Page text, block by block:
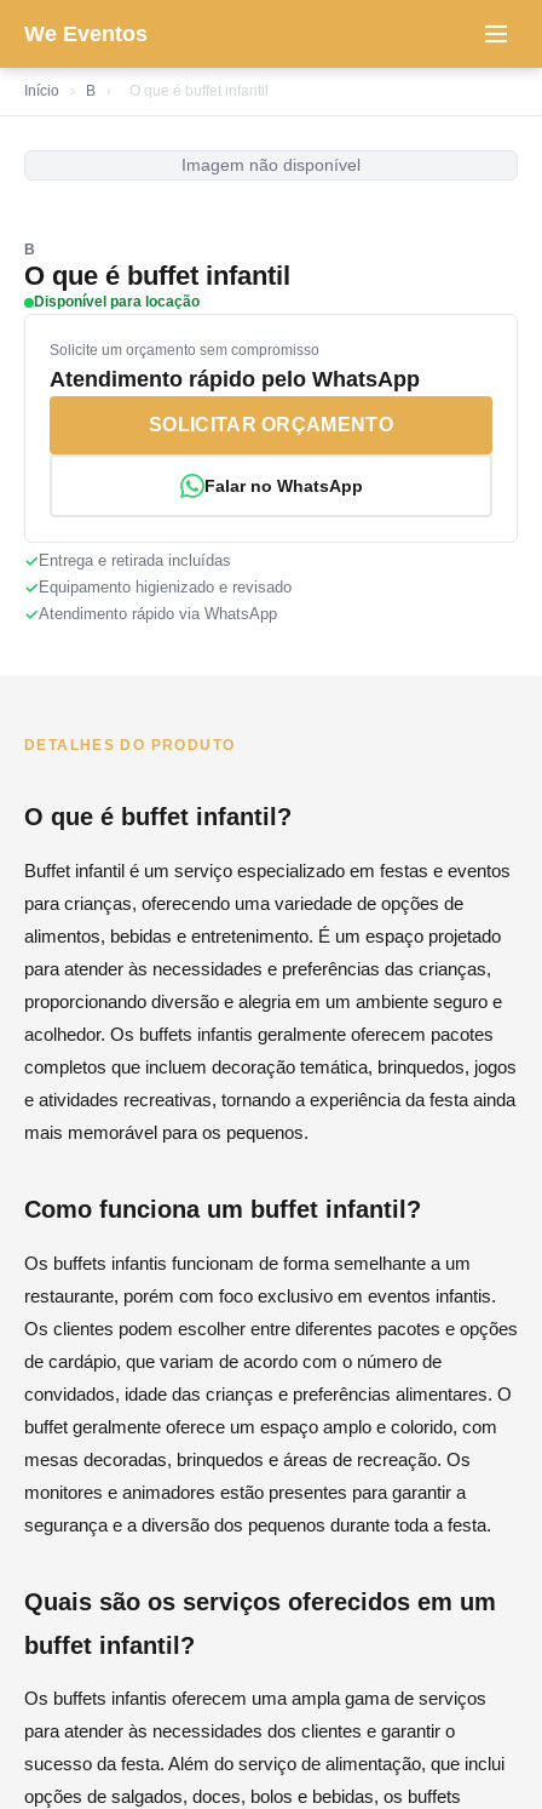
We Eventos
Início › B › O que é buffet infantil
Imagem não disponível
B
O que é buffet infantil
Disponível para locação
Solicite um orçamento sem compromisso
Atendimento rápido pelo WhatsApp
SOLICITAR ORÇAMENTO
Falar no WhatsApp
Entrega e retirada incluídas
Equipamento higienizado e revisado
Atendimento rápido via WhatsApp
DETALHES DO PRODUTO
O que é buffet infantil?
Buffet infantil é um serviço especializado em festas e eventos
para crianças, oferecendo uma variedade de opções de
alimentos, bebidas e entretenimento. É um espaço projetado
para atender às necessidades e preferências das crianças,
proporcionando diversão e alegria em um ambiente seguro e
acolhedor. Os buffets infantis geralmente oferecem pacotes
completos que incluem decoração temática, brinquedos, jogos
e atividades recreativas, tornando a experiência da festa ainda
mais memorável para os pequenos.
Como funciona um buffet infantil?
Os buffets infantis funcionam de forma semelhante a um
restaurante, porém com foco exclusivo em eventos infantis.
Os clientes podem escolher entre diferentes pacotes e opções
de cardápio, que variam de acordo com o número de
convidados, idade das crianças e preferências alimentares. O
buffet geralmente oferece um espaço amplo e colorido, com
mesas decoradas, brinquedos e áreas de recreação. Os
monitores e animadores estão presentes para garantir a
segurança e a diversão dos pequenos durante toda a festa.
Quais são os serviços oferecidos em um
buffet infantil?
Os buffets infantis oferecem uma ampla gama de serviços
para atender às necessidades dos clientes e garantir o
sucesso da festa. Além do serviço de alimentação, que inclui
opções de salgados, doces, bolos e bebidas, os buffets